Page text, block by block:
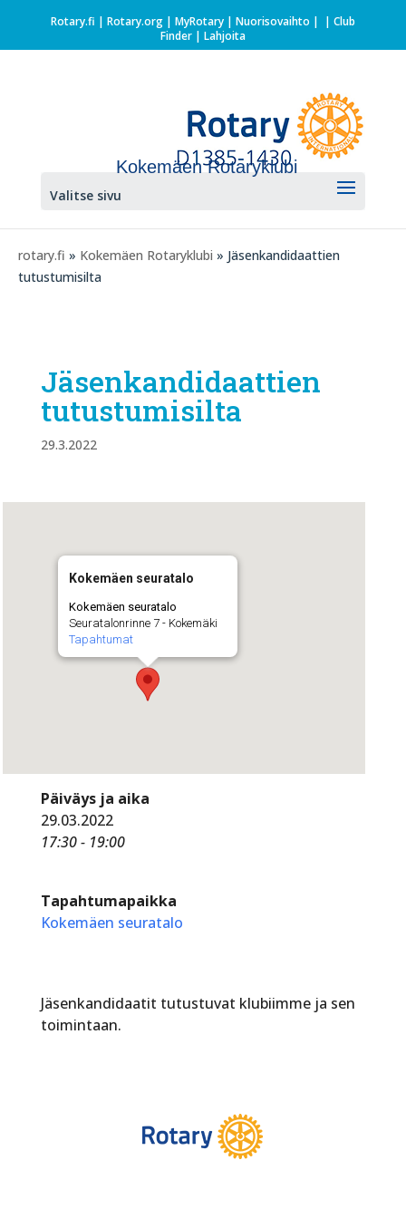
Rotary.fi | Rotary.org| MyRotary | Nuorisovaihto | | Club
Finder| Lahjoita
Kokemäen Rotaryklubi
Valitse sivu
rotary.fi » Kokemäen Rotaryklubi » Jäsenkandidaattien
tutustumisilta
Jäsenkandidaattien
tutustumisilta
29.3.2022
Kokemäen seuratalo
Kokemäen seuratalo
Seuratalonrinne 7 - Kokemäki
Tapahtumat
Päiväys ja aika
29.03.2022
17:30 - 19:00
Tapahtumapaikka
Kokemäen seuratalo
Jäsenkandidaatit tutustuvat klubiimme ja sen
toimintaan.